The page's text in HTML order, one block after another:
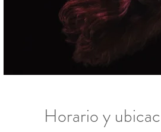
Horario y